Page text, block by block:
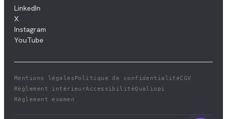
LinkedIn
X
Instagram
YouTube
Mentions légales Politique de confidentialitéCGV
Règlement intérieurAccessibilitéQualiopi
Règlement examen